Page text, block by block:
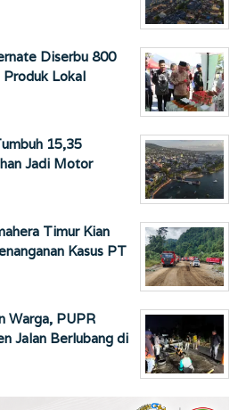
Diserbu 800
Lokal
15,35
Jadi Motor
Timur Kian
Kasus PT
Warga, PUPR
Jalan Berlubang di